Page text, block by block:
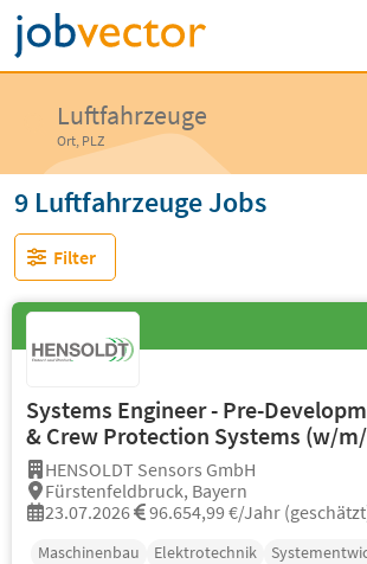
Luftfahrzeuge
Ort, PLZ
9 Luftfahrzeuge Jobs
Filter
Systems Engineer - Pre-
& Crew Protection Systems (w/
HENSOLDT Sensors GmbH
Fürstenfeldbruck, Bayern
23.07.2026
96.654,99 €/Jahr
Maschinenbau Elektrotechnik